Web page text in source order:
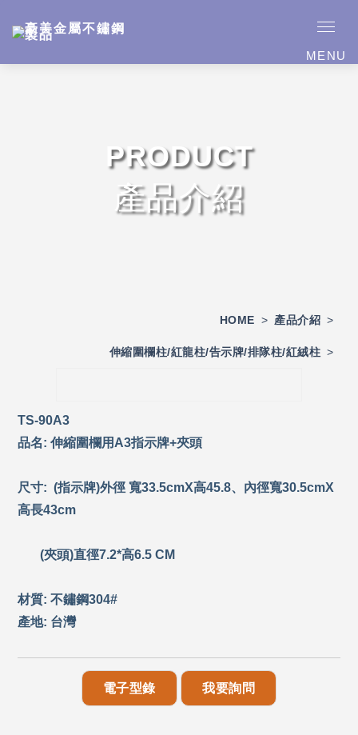
MENU
PRODUCT
產品介紹
HOME > 產品介紹 >
伸縮圍欄柱/紅龍柱/告示牌/排隊柱/紅絨柱 >
TS-90A3
品名: 伸縮圍欄用A3指示牌+夾頭
尺寸: (指示牌)外徑 寬33.5cmX高45.8、內徑寬30.5cmX
高長43cm
(夾頭)直徑7.2*高6.5 CM
材質: 不鏽鋼304#
產地: 台灣
電子型錄 我要詢問